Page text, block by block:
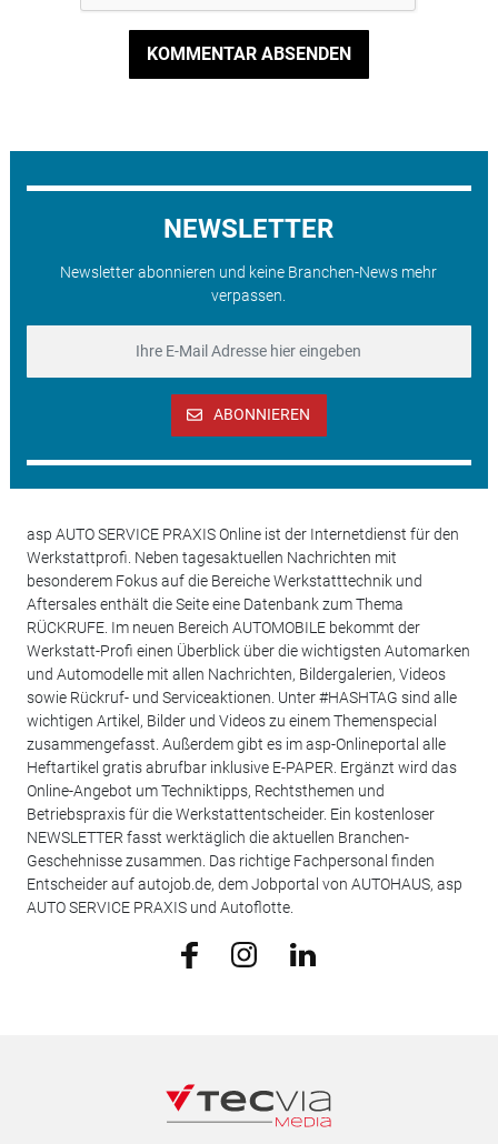
KOMMENTAR ABSENDEN
NEWSLETTER
Newsletter abonnieren und keine Branchen-News mehr
verpassen.
ABONNIEREN
asp AUTO SERVICE PRAXIS Online ist der Internetdienst für den
Werkstattprofi. Neben tagesaktuellen Nachrichten mit
besonderem Fokus auf die Bereiche Werkstatttechnik und
Aftersales enthält die Seite eine Datenbank zum Thema
RÜCKRUFE. Im neuen Bereich AUTOMOBILE bekommt der
Werkstatt-Profi einen Überblick über die wichtigsten Automarken
und Automodelle mit allen Nachrichten, Bildergalerien, Videos
sowie Rückruf- und Serviceaktionen. Unter #HASHTAG sind alle
wichtigen Artikel, Bilder und Videos zu einem Themenspecial
zusammengefasst. Außerdem gibt es im asp-Onlineportal alle
Heftartikel gratis abrufbar inklusive E-PAPER. Ergänzt wird das
Online-Angebot um Techniktipps, Rechtsthemen und
Betriebspraxis für die Werkstattentscheider. Ein kostenloser
NEWSLETTER fasst werktäglich die aktuellen Branchen-
Geschehnisse zusammen. Das richtige Fachpersonal finden
Entscheider auf autojob.de, dem Jobportal von AUTOHAUS, asp
AUTO SERVICE PRAXIS und Autoflotte.